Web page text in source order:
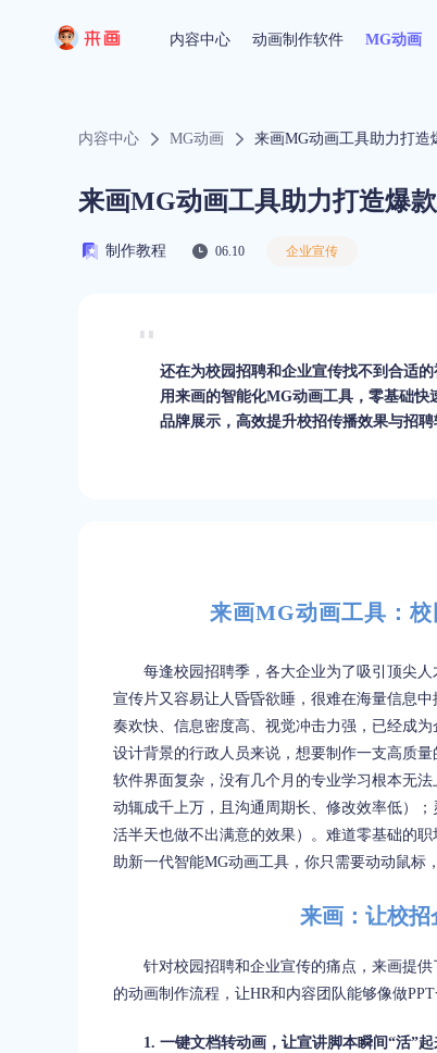
内容中心 动画制作软件 MG动画
内容中心 MG动画 来画MG动画工具助力打造
来画MG动画工具助力打造爆
制作教程 06.10 企业宣传
还在为校园招聘和企业宣传找不到合适
用来画的智能化MG动画工具，零基础
品牌展示，高效提升校招传播效果与招聘
来画MG动画工具：
每逢校园招聘季，各大企业为了吸引顶尖
宣传片又容易让人昏昏欲睡，很难在海量信息
奏欢快、信息密度高、视觉冲击力强，已经成
设计背景的行政人员来说，想要制作一支高质
软件界面复杂，没有几个月的专业学习根本无
动辄成千上万，且沟通周期长、修改效率低）
活半天也做不出满意的效果）。难道零基础的
助新一代智能MG动画工具，你只需要动动鼠标
来画：让校
针对校园招聘和企业宣传的痛点，来画提
的动画制作流程，让HR和内容团队能够像做
1. 一键文档转动画，让宣讲脚本瞬间“活”起